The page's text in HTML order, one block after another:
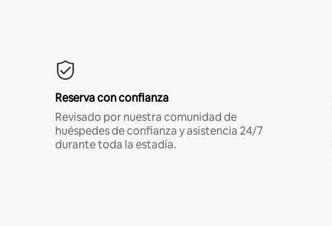
Reserva con confianza
Revisado por nuestra comunidad de
huéspedes de confianza y asistencia 24/7
durante toda la estadía.